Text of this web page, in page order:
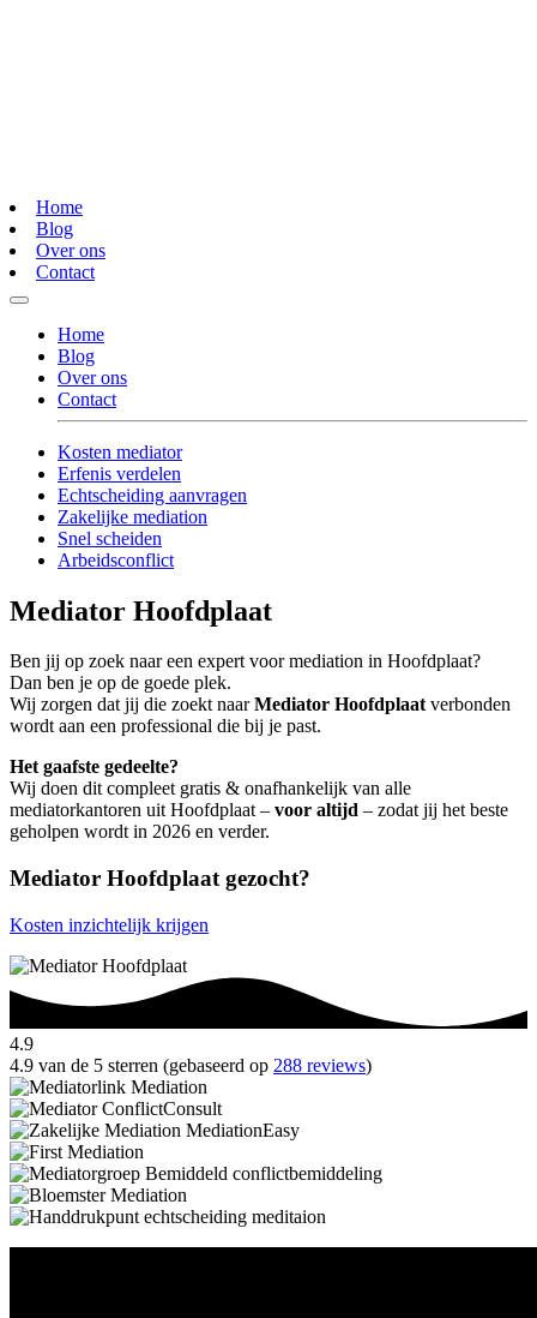
Home
Blog
Over ons
Contact
Home
Blog
Over ons
Contact
Kosten mediator
Erfenis verdelen
Echtscheiding aanvragen
Zakelijke mediation
Snel scheiden
Arbeidsconflict
Mediator Hoofdplaat
Ben jij op zoek naar een expert voor mediation in Hoofdplaat?
Dan ben je op de goede plek.
Wij zorgen dat jij die zoekt naarMediator Hoofdplaatverbonden
wordt aan een professional die bij je past.
Het gaafste gedeelte?
Wij doen dit compleet gratis & onafhankelijk van alle
mediatorkantoren uit Hoofdplaat – voor altijd – zodat jij het beste
geholpen wordt in 2026 en verder.
Mediator Hoofdplaat gezocht?
Kosten inzichtelijk krijgen
4.9
4.9 van de 5 sterren (gebaseerd op 288 reviews)